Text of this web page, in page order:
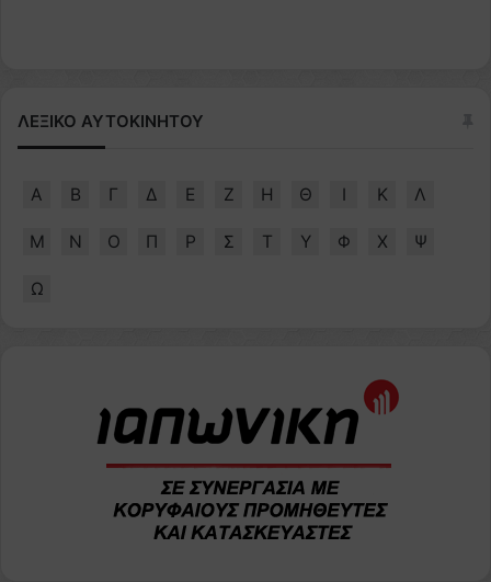
ΛΕΞΙΚΟ ΑΥΤΟΚΙΝΗΤΟΥ
Α Β Γ Δ Ε Ζ Η Θ Ι Κ Λ
Μ Ν Ο Π Ρ Σ Τ Υ Φ Χ Ψ
Ω